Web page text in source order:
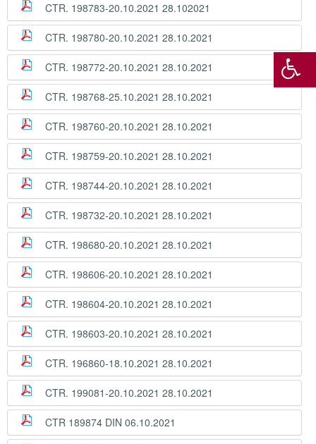
CTR. 198783-20.10.2021 28.102021
CTR. 198780-20.10.2021 28.10.2021
CTR. 198772-20.10.2021 28.10.2021
CTR. 198768-25.10.2021 28.10.2021
CTR. 198760-20.10.2021 28.10.2021
CTR. 198759-20.10.2021 28.10.2021
CTR. 198744-20.10.2021 28.10.2021
CTR. 198732-20.10.2021 28.10.2021
CTR. 198680-20.10.2021 28.10.2021
CTR. 198606-20.10.2021 28.10.2021
CTR. 198604-20.10.2021 28.10.2021
CTR. 198603-20.10.2021 28.10.2021
CTR. 196860-18.10.2021 28.10.2021
CTR. 199081-20.10.2021 28.10.2021
CTR 189874 DIN 06.10.2021